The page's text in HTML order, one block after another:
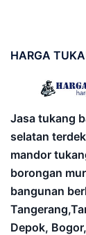
HARGA
Jasa tukang
selatan
mandor
borongan
bangunan
Depok,